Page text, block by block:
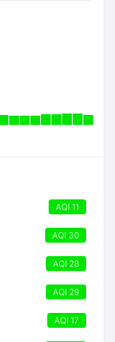
AQI 11
AQI 30
AQI 28
AQI 29
AQI 17